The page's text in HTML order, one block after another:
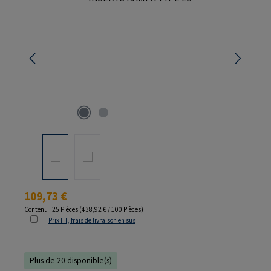
Prix régulier :
109,73 €
Contenu : 25 Pièces (438,92 € / 100 Pièces)
Prix HT, frais de livraison en sus
Plus de 20 disponible(s)